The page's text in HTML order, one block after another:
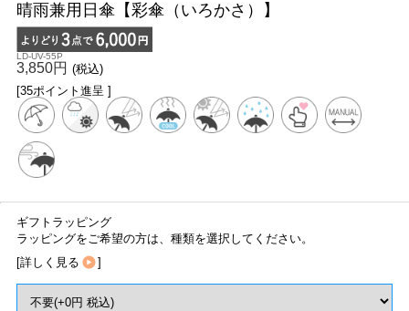
晴雨兼用日傘【彩傘（いろかさ）】
LD-UV-55P
3,850円 (税込)
[35ポイント進呈 ]
ギフトラッピング
ラッピングをご希望の方は、種類を選択してください。
[詳しく見る ]